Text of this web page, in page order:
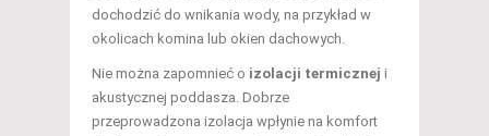
dochodzić do wnikania wody, na przykład w
okolicach komina lub okien dachowych.
Nie można zapomnieć o izolacji termicznej i
akustycznej poddasza. Dobrze
przeprowadzona izolacja wpłynie na komfort